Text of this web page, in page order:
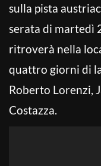
sulla pista
serata di martedì
ritroverà nella
quattro giorni di
Roberto Lorenzi,
Costazza.